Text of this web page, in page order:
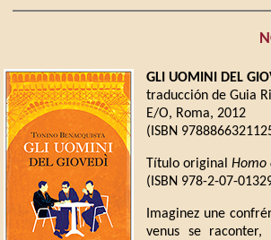
GLI UOMINI DEL
traducción de Guia
E/O, Roma, 2012
(ISBN
Título original Homo
(ISBN 978-2-07-
Imaginez une
venus se